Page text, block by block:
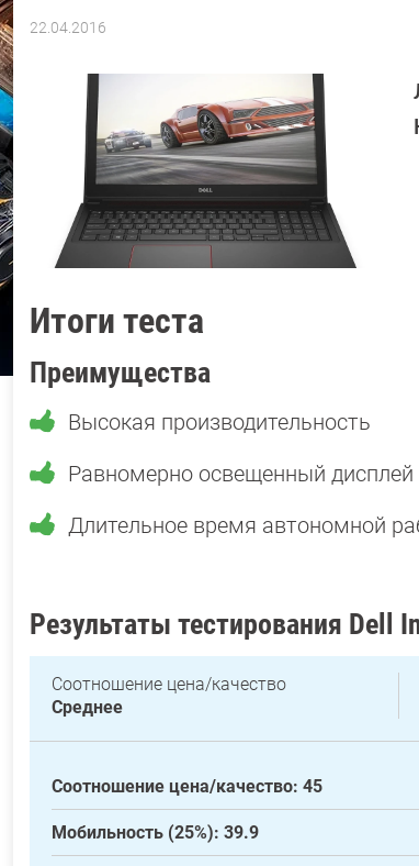
22.04.2016
Давыдов
Итоги теста
Преимущества
Высокая производительность
Равномерно освещенный дисплей
Длительное время автономной
Результаты тестирования Dell
Соотношение цена/качество
Среднее
Соотношение цена/качество: 45
Мобильность (25%): 39.9